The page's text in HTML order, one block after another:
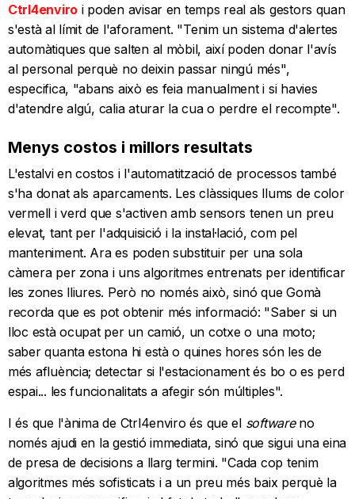
Ctrl4enviro i poden avisar en temps real als gestors quan
s'està al límit de l'aforament. "Tenim un sistema d'alertes
automàtiques que salten al mòbil, així poden donar l'avís
al personal perquè no deixin passar ningú més",
especifica, "abans això es feia manualment i si havies
d'atendre algú, calia aturar la cua o perdre el recompte".
Menys costos i millors resultats
L'estalvi en costos i l'automatització de processos també
s'ha donat als aparcaments. Les clàssiques llums de color
vermell i verd que s'activen amb sensors tenen un preu
elevat, tant per l'adquisició i la instal·lació, com pel
manteniment. Ara es poden substituir per una sola
càmera per zona i uns algoritmes entrenats per identificar
les zones lliures. Però no només això, sinó que Gomà
recorda que es pot obtenir més informació: "Saber si un
lloc està ocupat per un camió, un cotxe o una moto;
saber quanta estona hi està o quines hores són les de
més afluència; detectar si l'estacionament és bo o es perd
espai... les funcionalitats a afegir són múltiples".
I és que l'ànima de Ctrl4enviro és que el softwareno
només ajudi en la gestió immediata, sinó que sigui una eina
de presa de decisions a llarg termini. "Cada cop tenim
algoritmes més sofisticats i a un preu més baix perquè la